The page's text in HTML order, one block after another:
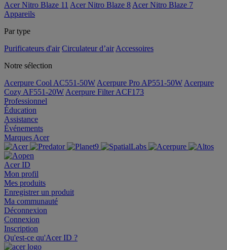
Acer Nitro Blaze 11 Acer Nitro Blaze 8 Acer Nitro Blaze 7
Appareils
Par type
Purificateurs d'air Circulateur d’air Accessoires
Notre sélection
Acerpure Cool AC551-50W Acerpure Pro AP551-50W Acerpure
Cozy AF551-20W Acerpure Filter ACF173
Professionnel
Éducation
Assistance
Événements
Marques Acer
Acer ID
Mon profil
Mes produits
Enregistrer un produit
Ma communauté
Déconnexion
Connexion
Inscription
Qu'est-ce qu'Acer ID ?